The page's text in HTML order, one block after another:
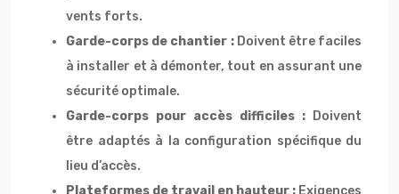
vents forts.
Garde-corps de chantier : Doivent être faciles
à installer et à démonter, tout en assurant une
sécurité optimale.
Garde-corps pour accès difficiles :
Doivent
être adaptés à la configuration spécifique du
lieu d’accès.
Plateformes de travail en hauteur : Exigences